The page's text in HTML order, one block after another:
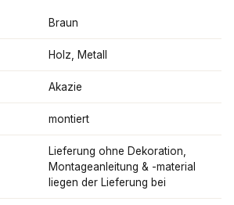
Braun
Holz, Metall
Akazie
montiert
Lieferung ohne Dekoration,
Montageanleitung & -material
liegen der Lieferung bei